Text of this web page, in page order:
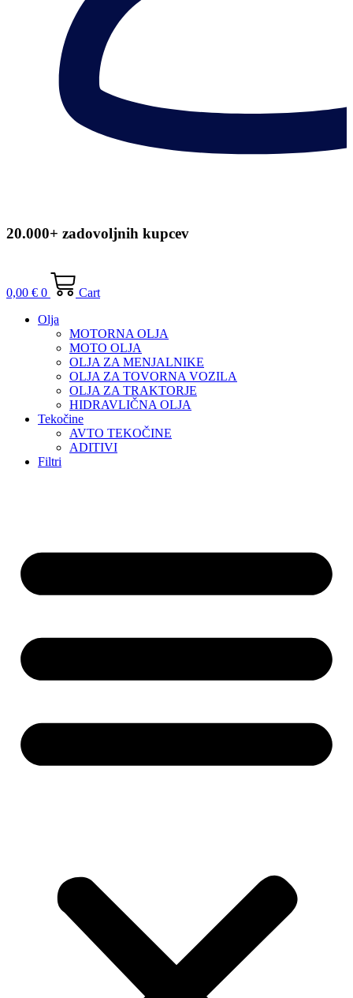
20.000+ zadovoljnih kupcev
0,00 € 0
Cart
Olja
MOTORNA OLJA
MOTO OLJA
OLJA ZA MENJALNIKE
OLJA ZA TOVORNA VOZILA
OLJA ZA TRAKTORJE
HIDRAVLIČNA OLJA
Tekočine
AVTO TEKOČINE
ADITIVI
Filtri